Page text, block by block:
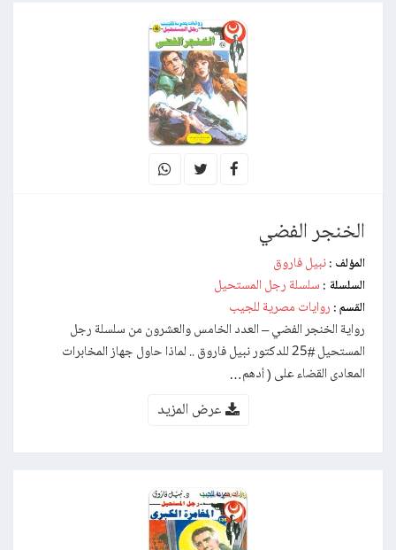
الخنجر الفضي
المؤلف : نبيل فاروق
السلسلة : سلسلة رجل المستحيل
القسم : روايات مصرية للجيب
رواية الخنجر الفضي – العدد الخامس والعشرون من سلسلة رجل
المستحيل #25 للدكتور نبيل فاروق .. لماذا حاول جهاز المخابرات
المعادى القضاء على ( أدهم…
عرض المزيد